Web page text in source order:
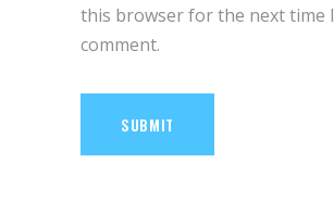
this browser for the next time I
comment.
SUBMIT